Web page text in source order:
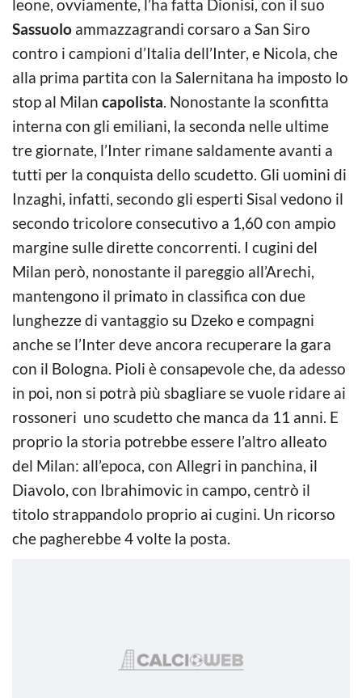
leone, ovviamente, l’ha fatta Dionisi, con il suo
Sassuolo ammazzagrandi corsaro a San Siro
contro i campioni d’Italia dell’Inter, e Nicola, che
alla prima partita con la Salernitana ha imposto lo
stop al Milan capolista. Nonostante la sconfitta
interna con gli emiliani, la seconda nelle ultime
tre giornate, l’Inter rimane saldamente avanti a
tutti per la conquista dello scudetto. Gli uomini di
Inzaghi, infatti, secondo gli esperti Sisal vedono il
secondo tricolore consecutivo a 1,60 con ampio
margine sulle dirette concorrenti. I cugini del
Milan però, nonostante il pareggio all’Arechi,
mantengono il primato in classifica con due
lunghezze di vantaggio su Dzeko e compagni
anche se l’Inter deve ancora recuperare la gara
con il Bologna. Pioli è consapevole che, da adesso
in poi, non si potrà più sbagliare se vuole ridare ai
rossoneri uno scudetto che manca da 11 anni. E
proprio la storia potrebbe essere l’altro alleato
del Milan: all’epoca, con Allegri in panchina, il
Diavolo, con Ibrahimovic in campo, centrò il
titolo strappandolo proprio ai cugini. Un ricorso
che pagherebbe 4 volte la posta.